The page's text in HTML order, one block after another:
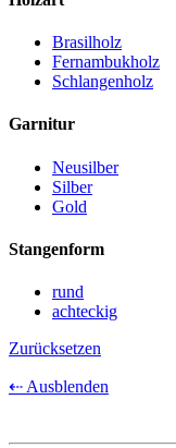
Brasilholz
Fernambukholz
Schlangenholz
Garnitur
Neusilber
Silber
Gold
Stangenform
rund
achteckig
Zurücksetzen
⇠ Ausblenden